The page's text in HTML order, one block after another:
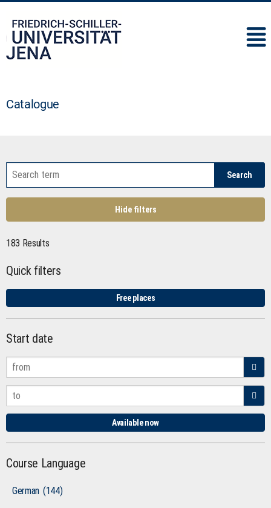
Catalogue
Search
Hide filters
183 Results
Quick filters
Free places
Start date
Available now
Course Language
German (144)